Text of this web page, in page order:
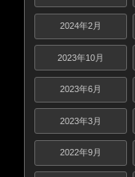
2024年2月
2023年10月
2023年6月
2023年3月
2022年9月